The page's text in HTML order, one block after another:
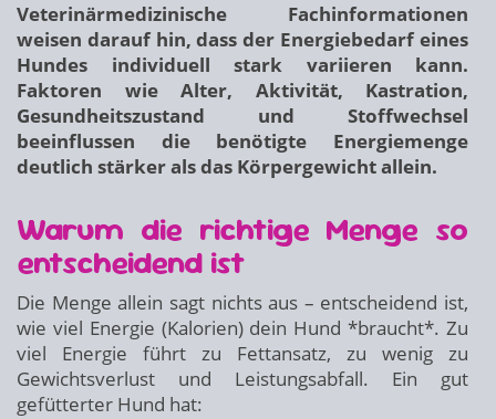
Veterinärmedizinische Fachinformationen
weisen darauf hin, dass der Energiebedarf eines
Hundes individuell stark variieren kann.
Faktoren wie Alter, Aktivität, Kastration,
Gesundheitszustand und Stoffwechsel
beeinflussen die benötigte Energiemenge
deutlich stärker als das Körpergewicht allein.
Warum die richtige Menge so
entscheidend ist
Die Menge allein sagt nichts aus – entscheidend ist,
wie viel Energie (Kalorien) dein Hund *braucht*. Zu
viel Energie führt zu Fettansatz, zu wenig zu
Gewichtsverlust und Leistungsabfall. Ein gut
gefütterter Hund hat: